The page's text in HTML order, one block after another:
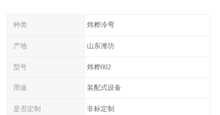
种类 炜桦冷弯
产地 山东潍坊
型号 炜桦002
用途 装配式设备
是否定制 非标定制